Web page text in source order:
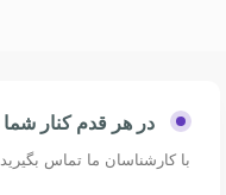
در هر قدم کنار
با کارشناسان ما تماس بگیرید